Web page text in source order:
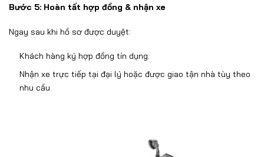
Bước 5: Hoàn tất hợp đồng & nhận xe
Ngay sau khi hồ sơ được duyệt:
Khách hàng ký hợpđồng tín dụng.
Nhận xe trực tiếp tạiđại lý hoặcđược giao tận nhà tùy theo
nhu cầu.